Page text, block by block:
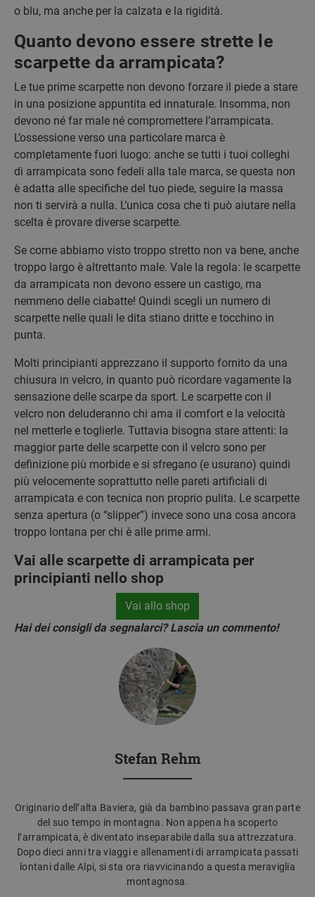
o blu, ma anche per la calzata e la rigidità.
Quanto devono essere strette le
scarpette da arrampicata?
Le tue prime scarpette non devono forzare il piede a stare
in una posizione appuntita ed innaturale. Insomma, non
devono né far male né compromettere l’arrampicata.
L’ossessione verso una particolare marca è
completamente fuori luogo: anche se tutti i tuoi colleghi
di arrampicata sono fedeli alla tale marca, se questa non
è adatta alle specifiche del tuo piede, seguire la massa
non ti servirà a nulla. L’unica cosa che ti può aiutare nella
scelta è provare diverse scarpette.
Se come abbiamo visto troppo stretto non va bene, anche
troppo largo è altrettanto male. Vale la regola: le scarpette
da arrampicata non devono essere un castigo, ma
nemmeno delle ciabatte! Quindi scegli un numero di
scarpette nelle quali le dita stiano dritte e tocchino in
punta.
Molti principianti apprezzano il supporto fornito da una
chiusura in velcro, in quanto può ricordare vagamente la
sensazione delle scarpe da sport. Le scarpette con il
velcro non deluderanno chi ama il comfort e la velocità
nel metterle e toglierle. Tuttavia bisogna stare attenti: la
maggior parte delle scarpette con il velcro sono per
definizione più morbide e si sfregano (e usurano) quindi
più velocemente soprattutto nelle pareti artificiali di
arrampicata e con tecnica non proprio pulita. Le scarpette
senza apertura (o “slipper”) invece sono una cosa ancora
troppo lontana per chi è alle prime armi.
Vai alle scarpette di arrampicata per
principianti nello shop
Vai allo shop
Hai dei consigli da segnalarci? Lascia un commento!
Stefan Rehm
Originario dell’alta Baviera, già da bambino passava gran parte
del suo tempo in montagna. Non appena ha scoperto
l’arrampicata, è diventato inseparabile dalla sua attrezzatura.
Dopo dieci anni tra viaggi e allenamenti di arrampicata passati
lontani dalle Alpi, si sta ora riavvicinando a questa meraviglia
montagnosa.